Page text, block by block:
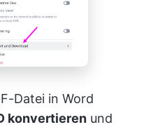
Datei in Word
konvertieren und